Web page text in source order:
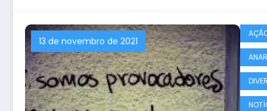
13 de novembro de 2021